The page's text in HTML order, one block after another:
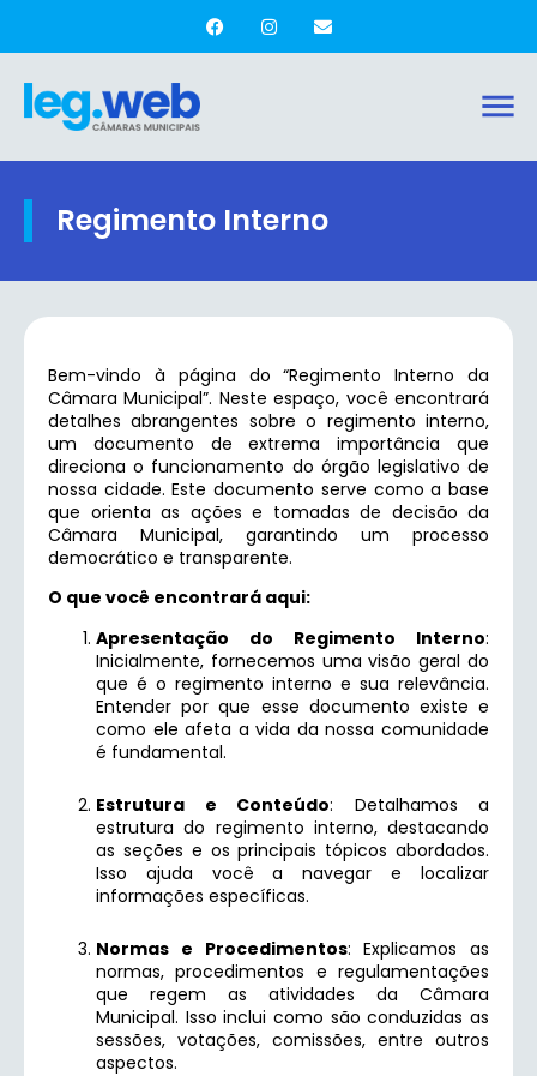
Regimento Interno
Bem-vindo à página do “Regimento Interno da
Câmara Municipal”. Neste espaço, você encontrará
detalhes abrangentes sobre o regimento interno,
um documento de extrema importância que
direciona o funcionamento do órgão legislativo de
nossa cidade. Este documento serve como a base
que orienta as ações e tomadas de decisão da
Câmara Municipal, garantindo um processo
democrático e transparente.
O que você encontrará aqui:
Apresentação do Regimento Interno:
Inicialmente, fornecemos uma visão geral do
que é o regimento interno e sua relevância.
Entender por que esse documento existe e
como ele afeta a vida da nossa comunidade
é fundamental.
Estrutura e Conteúdo: Detalhamos a
estrutura do regimento interno, destacando
as seções e os principais tópicos abordados.
Isso ajuda você a navegar e localizar
informações específicas.
Normas e Procedimentos: Explicamos as
normas, procedimentos e regulamentações
que regem as atividades da Câmara
Municipal. Isso inclui como são conduzidas as
sessões, votações, comissões, entre outros
aspectos.